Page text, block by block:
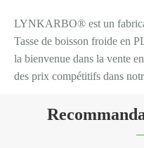
LYNKARBO® est un
Tasse de boisson froide en
la bienvenue dans la vente
des prix compétitifs dans